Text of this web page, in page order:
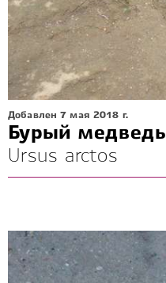
Добавлен 7 мая 2018 г.
Бурый медведь
Ursus arctos